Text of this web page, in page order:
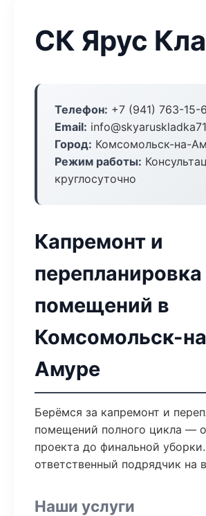
СК Ярус
Телефон: +7 (941) 763-15-
Email:
Город: Комсомольск-на-
Режим работы:
круглосуточно
Капремонт и
перепланировка
помещений в
Комсомольск-
Амуре
Берёмся за капремонт и
помещений полного цикла —
проекта до финальной
ответственный подрядчик на
Наши услуги